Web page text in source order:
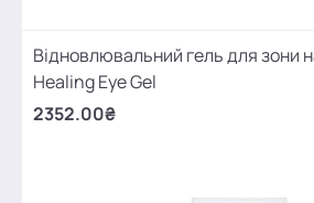
Відновлювальний гель для зони
Healing Eye Gel
2352.00₴